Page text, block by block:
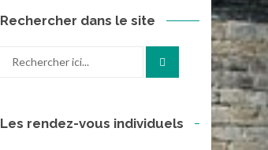
Rechercher dans le site
Les rendez-vous individuels